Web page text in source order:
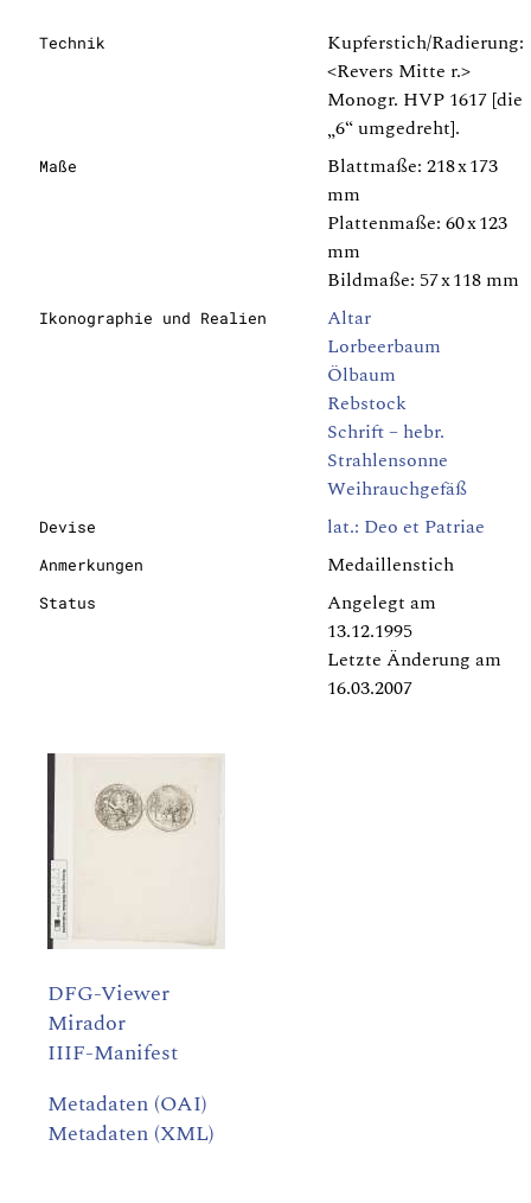
Technik
Kupferstich/Radierung:
<Revers Mitte r.>
Monogr. HVP 1617 [die
„6“ umgedreht].
Maße
Blattmaße: 218 x 173
mm
Plattenmaße: 60 x 123
mm
Bildmaße: 57 x 118 mm
Ikonographie und Realien
Altar
Lorbeerbaum
Ölbaum
Rebstock
Schrift – hebr.
Strahlensonne
Weihrauchgefäß
Devise lat.: Deo et Patriae
Anmerkungen Medaillenstich
Status
Angelegt am
13.12.1995
Letzte Änderung am
16.03.2007
DFG-Viewer
Mirador
IIIF-Manifest
Metadaten (OAI)
Metadaten (XML)